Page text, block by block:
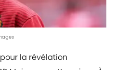
la révélation